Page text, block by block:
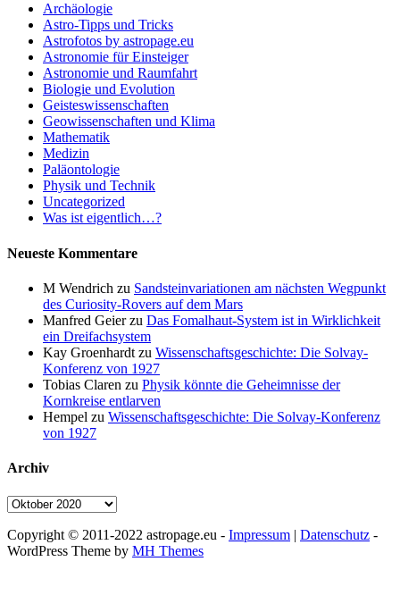
Archäologie
Astro-Tipps und Tricks
Astrofotos by astropage.eu
Astronomie für Einsteiger
Astronomie und Raumfahrt
Biologie und Evolution
Geisteswissenschaften
Geowissenschaften und Klima
Mathematik
Medizin
Paläontologie
Physik und Technik
Uncategorized
Was ist eigentlich…?
Neueste Kommentare
M Wendrich zu Sandsteinvariationen am nächsten Wegpunkt
des Curiosity-Rovers auf dem Mars
Manfred Geierzu Das Fomalhaut-System ist in Wirklichkeit
ein Dreifachsystem
Kay Groenhardt zu Wissenschaftsgeschichte: Die Solvay-
Konferenz von 1927
Tobias Claren zu Physik könnte die Geheimnisse der
Kornkreise entlarven
Hempel zu Wissenschaftsgeschichte: Die Solvay-Konferenz
von 1927
Archiv
Archiv
Copyright © 2011-2022 astropage.eu - Impressum | Datenschutz -
WordPress Theme by MH Themes